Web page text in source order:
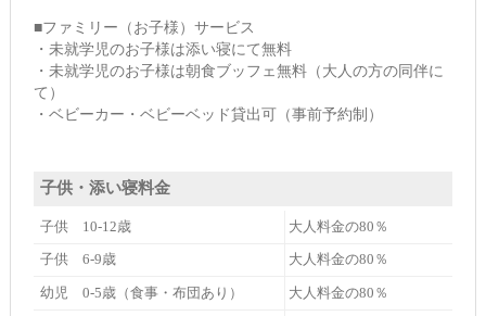
■ファミリー（お子様）サービス
・未就学児のお子様は添い寝にて無料
・未就学児のお子様は朝食ブッフェ無料（大人の方の同伴に
て）
・ベビーカー・ベビーベッド貸出可（事前予約制）
子供・添い寝料金
子供 10-12歳 大人料金の80％
子供 6-9歳 大人料金の80％
幼児 0-5歳（食事・布団あり） 大人料金の80％